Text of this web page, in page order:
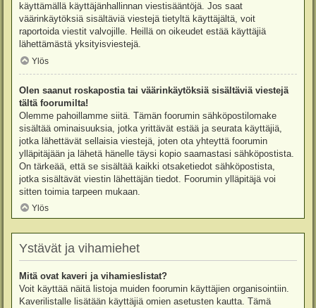
käyttämällä käyttäjänhallinnan viestisääntöjä. Jos saat
väärinkäytöksiä sisältäviä viestejä tietyltä käyttäjältä, voit
raportoida viestit valvojille. Heillä on oikeudet estää käyttäjiä
lähettämästä yksityisviestejä.
Ylös
Olen saanut roskapostia tai väärinkäytöksiä sisältäviä viestejä
tältä foorumilta!
Olemme pahoillamme siitä. Tämän foorumin sähköpostilomake
sisältää ominaisuuksia, jotka yrittävät estää ja seurata käyttäjiä,
jotka lähettävät sellaisia viestejä, joten ota yhteyttä foorumin
ylläpitäjään ja lähetä hänelle täysi kopio saamastasi sähköpostista.
On tärkeää, että se sisältää kaikki otsaketiedot sähköpostista,
jotka sisältävät viestin lähettäjän tiedot. Foorumin ylläpitäjä voi
sitten toimia tarpeen mukaan.
Ylös
Ystävät ja vihamiehet
Mitä ovat kaveri ja vihamieslistat?
Voit käyttää näitä listoja muiden foorumin käyttäjien organisointiin.
Kaverilistalle lisätään käyttäjiä omien asetusten kautta. Tämä